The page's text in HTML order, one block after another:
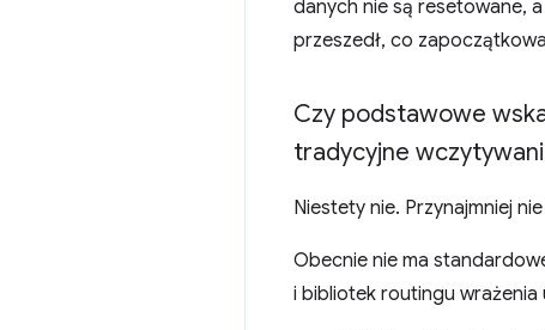
danych nie są resetowane,
przeszedł, co
Czy podstawowe
tradycyjne
Niestety nie. Przynajmniej
Obecnie nie ma
i bibliotek routingu wrażenia